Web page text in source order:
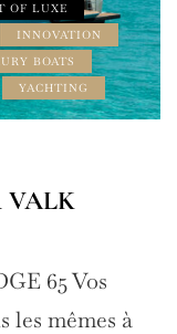
OF LUXE
INNOVATION
BOATS
YACHTING
VALK
65 Vos
les mêmes à